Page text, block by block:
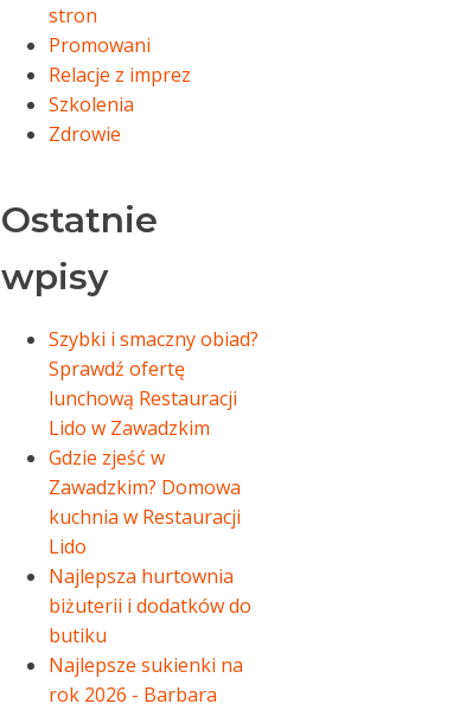
stron
Promowani
Relacje z imprez
Szkolenia
Zdrowie
Ostatnie
wpisy
Szybki i smaczny obiad?
Sprawdź ofertę
lunchową Restauracji
Lido w Zawadzkim
Gdzie zjeść w
Zawadzkim? Domowa
kuchnia w Restauracji
Lido
Najlepsza hurtownia
biżuterii i dodatków do
butiku
Najlepsze sukienki na
rok 2026 - Barbara